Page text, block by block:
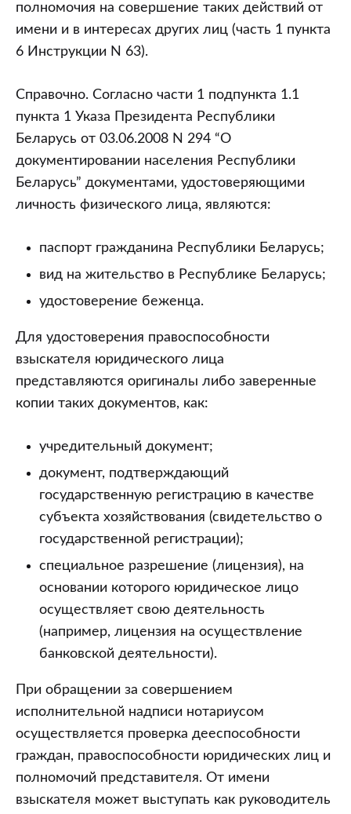
полномочия на совершение таких действий от
имени и в интересах других лиц (часть 1 пункта
6 Инструкции N 63).
Справочно. Согласно части 1 подпункта 1.1
пункта 1 Указа Президента Республики
Беларусь от 03.06.2008 N 294 “О
документировании населения Республики
Беларусь” документами, удостоверяющими
личность физического лица, являются:
паспорт гражданина Республики Беларусь;
вид на жительство в Республике Беларусь;
удостоверение беженца.
Для удостоверения правоспособности
взыскателя юридического лица
представляются оригиналы либо заверенные
копии таких документов, как:
учредительный документ;
документ, подтверждающий
государственную регистрацию в качестве
субъекта хозяйствования (свидетельство о
государственной регистрации);
специальное разрешение (лицензия), на
основании которого юридическое лицо
осуществляет свою деятельность
(например, лицензия на осуществление
банковской деятельности).
При обращении за совершением
исполнительной надписи нотариусом
осуществляется проверка дееспособности
граждан, правоспособности юридических лиц и
полномочий представителя. От имени
взыскателя может выступать как руководитель